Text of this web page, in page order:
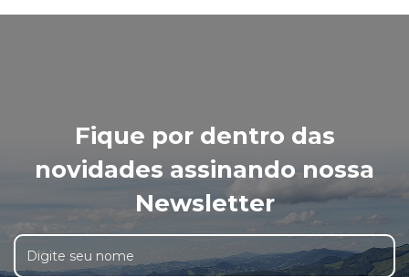
Fique por dentro das
novidades assinando nossa
Newsletter